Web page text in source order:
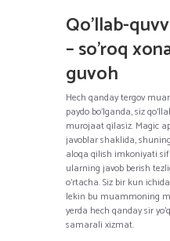
Qo’llab-
– so’roq
guvoh
Hech qanday tergov
paydo bo’lganda, siz
murojaat qilasiz. Magic
javoblar shaklida,
aloqa qilish imkoniyati
ularning javob berish
o’rtacha. Siz bir kun
lekin bu muammoning
yerda hech qanday sir
samarali xizmat.